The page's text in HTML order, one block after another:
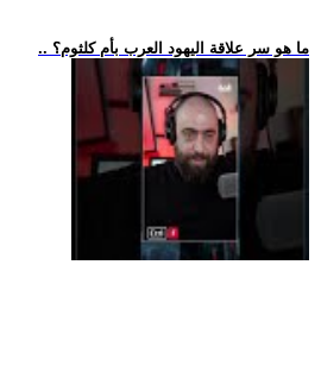
.. ما هو سر علاقة اليهود العرب بأم كلثوم؟